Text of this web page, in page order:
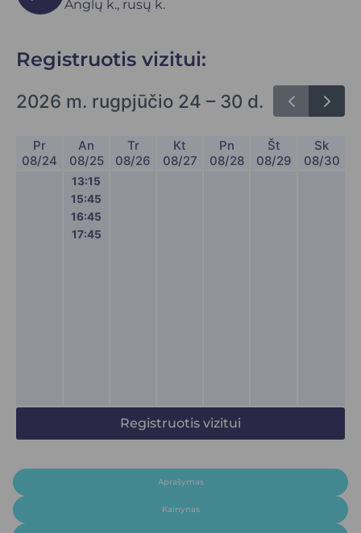
Anglų k., rusų k.
Registruotis vizitui:
2026 m. rugpjūčio 24 – 30 d.
Pr
08/24
An
08/25
Tr
08/26
Kt
08/27
Pn
08/28
Št
08/29
Sk
08/30
13:15
15:45
16:45
17:45
Registruotis vizitui
Aprašymas
Kainynas